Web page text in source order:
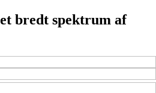
bredt spektrum af